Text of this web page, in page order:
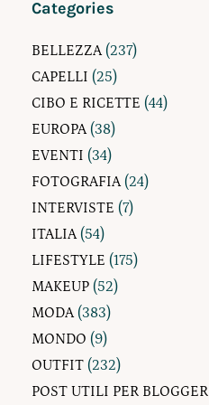
Categories
BELLEZZA(237)
CAPELLI (25)
CIBO E RICETTE (44)
EUROPA(38)
EVENTI (34)
FOTOGRAFIA(24)
INTERVISTE (7)
ITALIA(54)
LIFESTYLE (175)
MAKEUP (52)
MODA(383)
MONDO (9)
OUTFIT (232)
POST UTILI PER BLOGGER